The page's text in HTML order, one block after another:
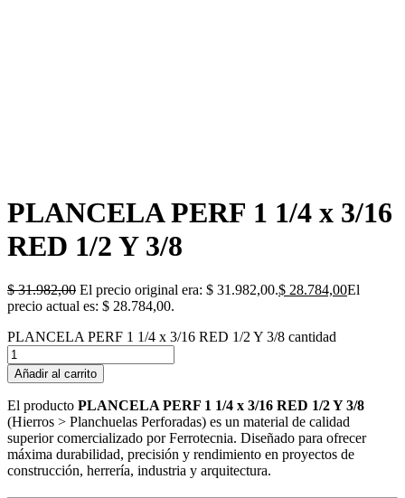
PLANCELA PERF 1 1/4 x 3/16
RED 1/2 Y 3/8
$31.982,00 El precio original era: $ 31.982,00.$ 28.784,00El
precio actual es: $ 28.784,00.
PLANCELA PERF 1 1/4 x 3/16 RED 1/2 Y 3/8 cantidad
Añadir al carrito
El producto PLANCELA PERF 1 1/4 x 3/16 RED 1/2 Y 3/8
(Hierros > Planchuelas Perforadas) es un material de calidad
superior comercializado por Ferrotecnia. Diseñado para ofrecer
máxima durabilidad, precisión y rendimiento en proyectos de
construcción, herrería, industria y arquitectura.